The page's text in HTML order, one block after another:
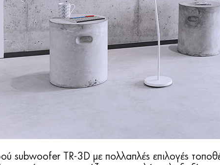
subwoofer TR-3D με πολλαπλές επιλογές